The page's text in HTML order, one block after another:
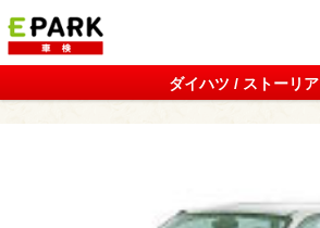
ダイハツ / ストーリア